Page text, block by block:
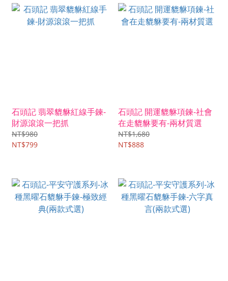
石頭記 翡翠貔貅紅線手鍊-
財源滾滾一把抓
NT$980
NT$799
石頭記 開運貔貅項鍊-社會
在走貔貅要有-兩材質選
NT$1,680
NT$888